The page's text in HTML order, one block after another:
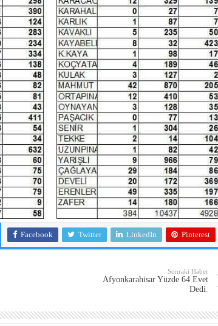
Facebook Twitter LinkedIn Pinterest
Sonraki Haber
Afyonkarahisar Yüzde 64 Evet
Dedi.